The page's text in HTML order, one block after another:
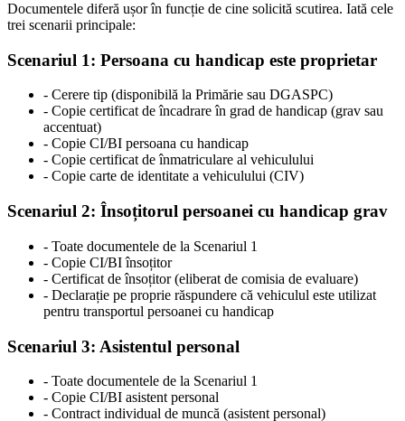
Documentele diferă ușor în funcție de cine solicită scutirea. Iată cele
trei scenarii principale:
Scenariul 1: Persoana cu handicap este proprietar
- Cerere tip (disponibilă la Primărie sau DGASPC)
- Copie certificat de încadrare în grad de handicap (grav sau
accentuat)
- Copie CI/BI persoana cu handicap
- Copie certificat de înmatriculare al vehiculului
- Copie carte de identitate a vehiculului (CIV)
Scenariul 2: Însoțitorul persoanei cu handicap grav
- Toate documentele de la Scenariul 1
- Copie CI/BI însoțitor
- Certificat de însoțitor (eliberat de comisia de evaluare)
- Declarație pe proprie răspundere că vehiculul este utilizat
pentru transportul persoanei cu handicap
Scenariul 3: Asistentul personal
- Toate documentele de la Scenariul 1
- Copie CI/BI asistent personal
- Contract individual de muncă (asistent personal)